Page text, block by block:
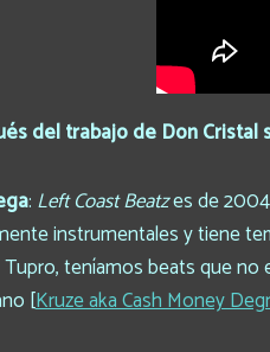
del trabajo de Don Cristal
: Left Coast Beatzes de
instrumentales y tiene
teníamos beats que no
[Kruze aka Cash Money